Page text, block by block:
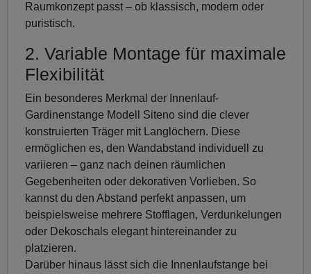
Raumkonzept passt – ob klassisch, modern oder
puristisch.
2. Variable Montage für maximale
Flexibilität
Ein besonderes Merkmal der Innenlauf-
Gardinenstange Modell Siteno sind die clever
konstruierten Träger mit Langlöchern. Diese
ermöglichen es, den Wandabstand individuell zu
variieren – ganz nach deinen räumlichen
Gegebenheiten oder dekorativen Vorlieben. So
kannst du den Abstand perfekt anpassen, um
beispielsweise mehrere Stofflagen, Verdunkelungen
oder Dekoschals elegant hintereinander zu
platzieren.
Darüber hinaus lässt sich die Innenlaufstange bei